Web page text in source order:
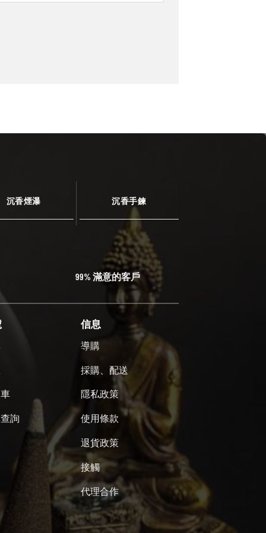
沉香煙瀑 沉香手鍊
99% 滿意的客戶
詢
信息
導購
採購、配送
隱私政策
使用條款
退貨政策
接觸
代理合作